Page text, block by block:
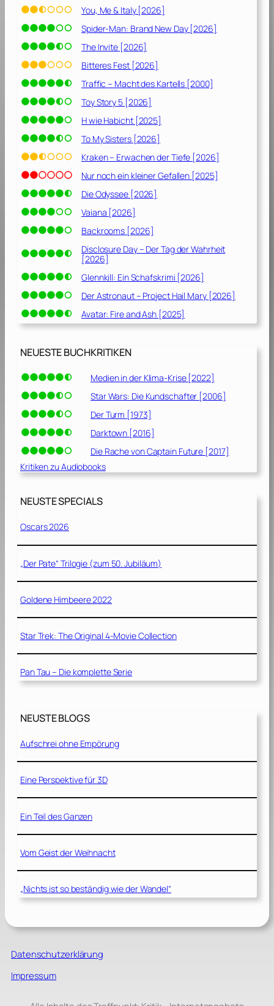
You, Me & Italy [2026]
Spider-Man: Brand New Day [2026]
The Invite [2026]
Bitteres Fest [2026]
Traffic – Macht des Kartells [2000]
Toy Story 5 [2026]
H wie Habicht [2025]
To My Sisters [2026]
Kraken – Erwachen der Tiefe [2026]
Nur noch ein kleiner Gefallen [2025]
Die Odyssee [2026]
Vaiana [2026]
Backrooms [2026]
Disclosure Day – Der Tag der Wahrheit
[2026]
Glennkill: Ein Schafskrimi [2026]
Der Astronaut – Project Hail Mary [2026]
Avatar: Fire and Ash [2025]
NEUESTE BUCHKRITIKEN
Medien in der Klima-Krise [2022]
Star Wars: Die Kundschafter [2006]
Der Turm [1973]
Darktown [2016]
Die Rache von Captain Future [2017]
Kritiken zu Audiobooks
NEUSTE SPECIALS
Oscars 2026
„Der Pate“ Trilogie (zum 50. Jubiläum)
Goldene Himbeere 2022
Star Trek: The Original 4-Movie Collection
Pan Tau – Die komplette Serie
NEUSTE BLOGS
Aufschrei ohne Empörung
Eine Perspektive für 3D
Ein Teil des Ganzen
Vom Geist der Weihnacht
„Nichts ist so beständig wie der Wandel“
Datenschutzerklärung
Impressum